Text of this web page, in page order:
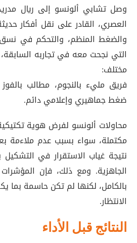
وصل تشابي ألونسو إلى ريال
العصري، القادر على نقل أفكار
والضغط المنظم، والتحكم في نسق
التي نجحت معه في تجاربه
مختلف:
فريق مليء بالنجوم، مطالب
ضغط جماهيري وإعلامي دائم.
محاولات ألونسو لفرض هوية
مكتملة، سواء بسبب عدم ملاءمة
نتيجة غياب الاستقرار في
الجاهزية. ومع ذلك، فإن
بالكامل، لكنها لم تكن حاسمة بما
الانتظار.
النتائج قبل الأداء